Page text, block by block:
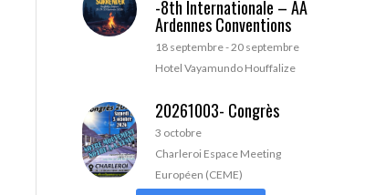
-8th Internationale – AA
Ardennes Conventions
18 septembre-20 septembre
Hotel Vayamundo Houffalize
20261003- Congrès
3 octobre
Charleroi Espace Meeting
Européen (CEME)